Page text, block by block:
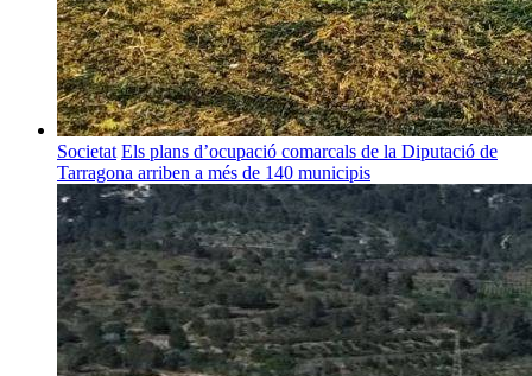
Societat Els plans d’ocupació comarcals de la Diputació de
Tarragona arriben a més de 140 municipis